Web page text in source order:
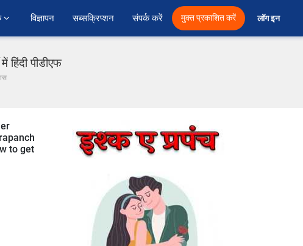
विज्ञापन सब्सक्रिप्शन संपर्क करें मुक्त प्रकाशित करें लॉग इन
पीडीएफ
to get